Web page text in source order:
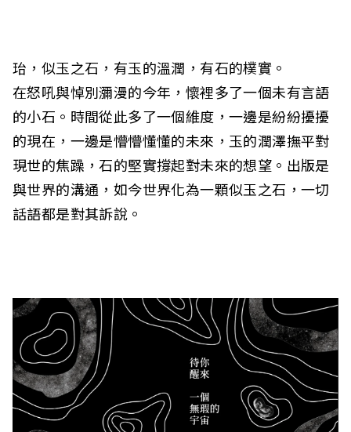
i
o
n
o
f
T
i
w
a
n
珆，似玉之石，有玉的溫潤，有石的樸實。
在怒吼與悼別瀰漫的今年，懷裡多了一個未有言語
的小石。時間從此多了一個維度，一邊是紛紛擾擾
的現在，一邊是懵懵懂懂的未來，玉的潤澤撫平對
現世的焦躁，石的堅實撐起對未來的想望。出版是
與世界的溝通，如今世界化為一顆似玉之石，一切
話語都是對其訴說。